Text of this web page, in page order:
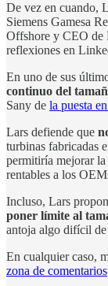
De vez en cuando,
Siemens Gamesa
Offshore y CEO de
reflexiones en
En uno de sus
continuo del
Sany de la puesta
Lars defiende que
turbinas fabricadas
permitiría mejorar
rentables a los
Incluso, Lars
poner límite al
antoja algo difícil
En cualquier caso,
zona de comentarios